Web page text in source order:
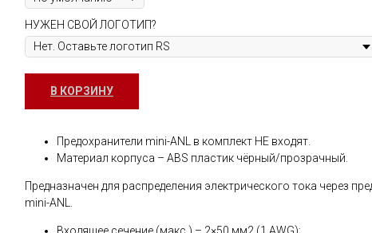
НУЖЕН СВОЙ ЛОГОТИП?
В КОРЗИНУ
Предохранители mini-ANL в комплект НЕ входят.
Материал корпуса – ABS пластик чёрный/прозрачный.
Предназначен для распределения электрического тока через
mini-ANL.